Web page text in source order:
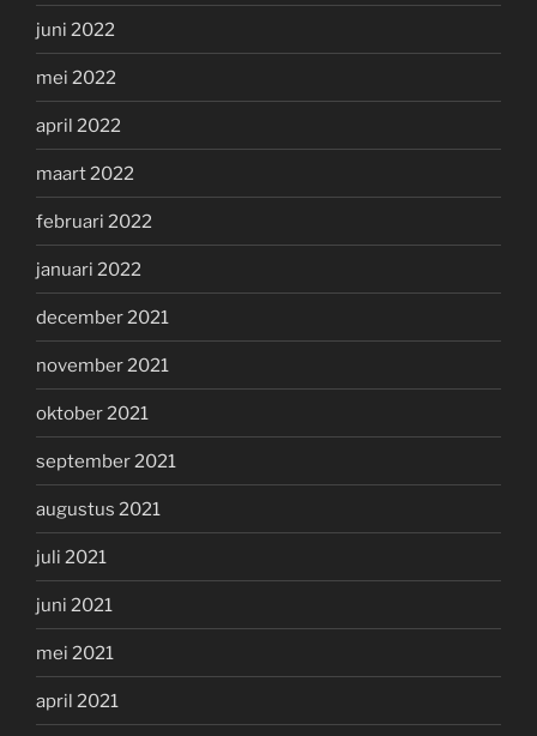
juni 2022
mei 2022
april 2022
maart 2022
februari 2022
januari 2022
december 2021
november 2021
oktober 2021
september 2021
augustus 2021
juli 2021
juni 2021
mei 2021
april 2021